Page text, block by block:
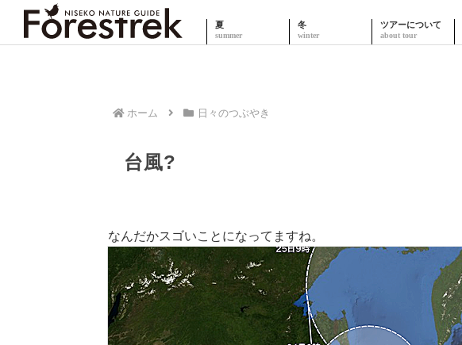
夏 冬 ツアーについて
ホーム 日々のつぶやき
台風?
なんだかスゴいことになってますね。